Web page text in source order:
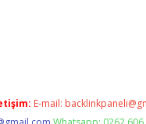
E-mail: